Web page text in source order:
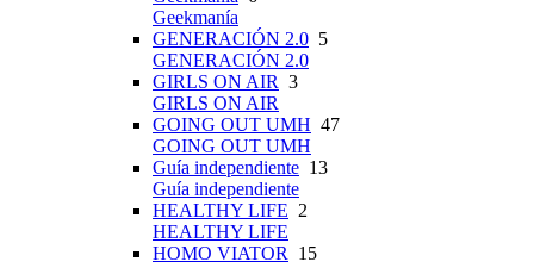
Geekmanía
GENERACIÓN 2.0 5
GENERACIÓN 2.0
GIRLS ON AIR 3
GIRLS ON AIR
GOING OUT UMH 47
GOING OUT UMH
Guía independiente 13
Guía independiente
HEALTHY LIFE 2
HEALTHY LIFE
HOMO VIATOR 15